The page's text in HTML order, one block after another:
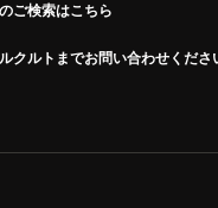
ご検索はこちら
クルトまでお問い合わせくださ